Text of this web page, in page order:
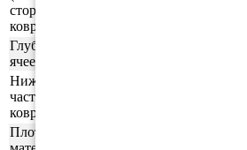
сторона
ковриков
Глубина
ячеек
Нижняя
часть
ковриков
Плотность